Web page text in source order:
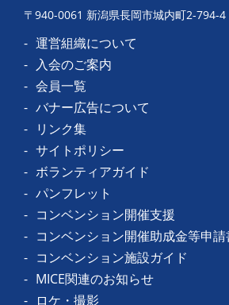
〒940-0061 新潟県長岡市城内町2-794-4
運営組織について
入会のご案内
会員一覧
バナー広告について
リンク集
サイトポリシー
ボランティアガイド
パンフレット
コンベンション開催支援
コンベンション開催助成金等申
コンベンション施設ガイド
MICE関連のお知らせ
ロケ・撮影